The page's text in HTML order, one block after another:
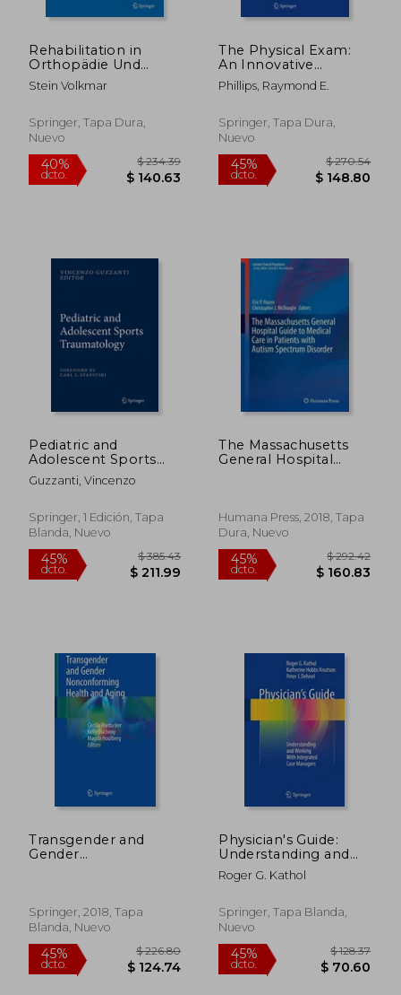
45%
$ 467.40
$ 257.07
Rehabilitation in
Orthopädie Und
Unfallchirurgie:
Methoden -
Behandlungsempfehlungen
Stein Volkmar
Springer, Tapa Dura,
Nuevo
The Physical Exam:
An Innovative
Approach in the Age
of Imaging (en
Phillips, Raymond E.
Springer, Tapa Dura,
Nuevo
Pediatric and
Adolescent Sports
Traumatology (en
Inglés)
Guzzanti, Vincenzo
Springer, 1 Edición, Tapa
Blanda, Nuevo
The Massachusetts
General Hospital
Disorder (Current
Clinical Psychiatry)
Humana Press, 2018, Tapa
Dura, Nuevo
Transgender and
Gender
Springer, 2018, Tapa
Blanda, Nuevo
Physician's Guide:
Understanding and
Working With
Integrated Case
Clinical Psychiatry)
Roger G. Kathol
Springer, Tapa Blanda,
Nuevo